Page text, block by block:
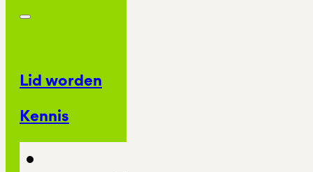
Lid worden
Kennis